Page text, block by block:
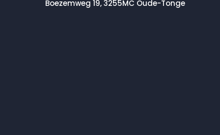
Boezemweg 19, 3255MC Oude-Tonge